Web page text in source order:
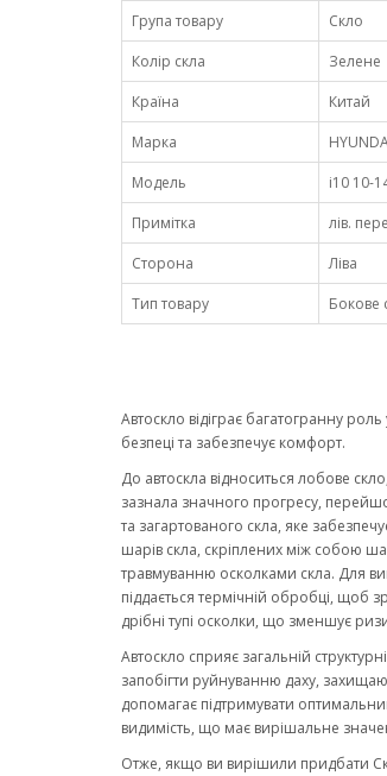
Група товару
Скло
Колір скла
Зелене
Країна
Китай
Марка
Модель
i10 10-
Примітка
лів.
Сторона
Ліва
Тип товару
Бокове
Автоскло відіграє багатогранну
безпеці та забезпечує комфорт.
До автоскла відноситься лобове
зазнала значного прогресу,
та загартованого скла, яке
шарів скла, скріплених між собою
травмуванню осколками скла. Для
піддається термічній обробці, щоб
дрібні тупі осколки, що зменшує
Автоскло сприяє загальній
запобігти руйнуванню даху,
допомагає підтримувати
видимість, що має вирішальне
Отже, якщо ви вирішили придбати